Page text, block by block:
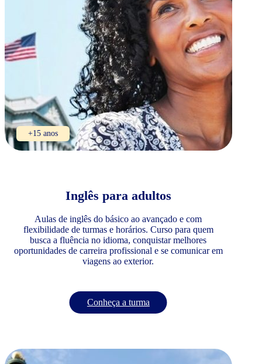
+15 anos
Inglês para adultos
Aulas de inglês do básico ao avançado e com
flexibilidade de turmas e horários. Curso para quem
busca a fluência no idioma, conquistar melhores
oportunidades de carreira profissional e se comunicar em
viagens ao exterior.
Conheça a turma